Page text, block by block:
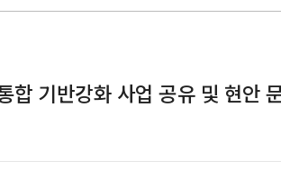
합 기반강화 사업 공유 및 현안